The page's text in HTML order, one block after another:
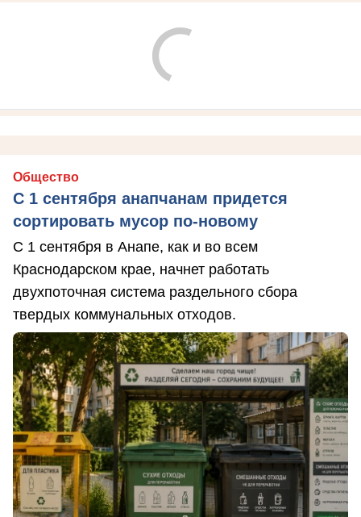
Общество
С 1 сентября анапчанам придется
сортировать мусор по-новому
С 1 сентября в Анапе, как и во всем
Краснодарском крае, начнет работать
двухпоточная система раздельного сбора
твердых коммунальных отходов.